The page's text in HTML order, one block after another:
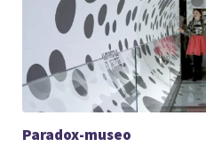
Paradox-museo